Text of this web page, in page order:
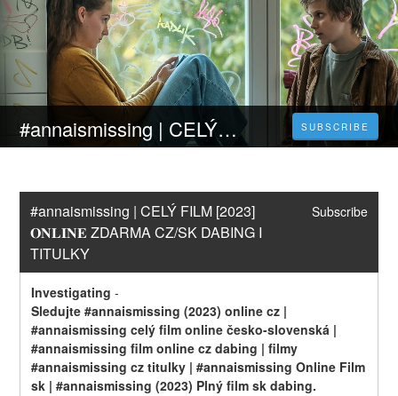
#annaismissing | CELÝ FILM [2023] 𝐎𝐍𝐋𝐈𝐍𝐄 ZDARMA CZ/SK DABING I TITULKY SUBSCRIBE
#annaismissing | CELÝ FILM [2023]
𝐎𝐍𝐋𝐈𝐍𝐄 ZDARMA CZ/SK DABING I
TITULKY
Subscribe
Investigating -
Sledujte #annaismissing (2023) online cz |
#annaismissing celý film online česko-slovenská |
#annaismissing film online cz dabing | filmy
#annaismissing cz titulky | #annaismissing Online Film
sk | #annaismissing (2023) Plný film sk dabing.